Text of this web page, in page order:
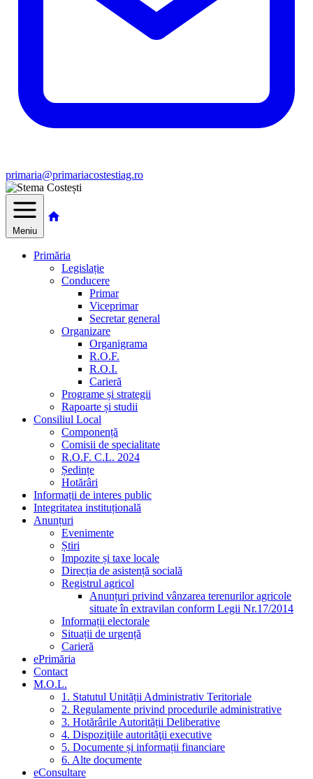
primaria@primariacostestiag.ro
Meniu
Primăria
Legislație
Conducere
Primar
Viceprimar
Secretar general
Organizare
Organigrama
R.O.F.
R.O.I.
Carieră
Programe și strategii
Rapoarte și studii
Consiliul Local
Componență
Comisii de specialitate
R.O.F. C.L. 2024
Ședințe
Hotărâri
Informații de interes public
Integritatea instituțională
Anunțuri
Evenimente
Știri
Impozite și taxe locale
Direcția de asistență socială
Registrul agricol
Anunțuri privind vânzarea terenurilor agricole
situate în extravilan conform Legii Nr.17/2014
Informații electorale
Situații de urgență
Carieră
ePrimăria
Contact
M.O.L.
1. Statutul Unității Administrativ Teritoriale
2. Regulamente privind procedurile administrative
3. Hotărârile Autorității Deliberative
4. Dispoziţiile autorităţii executive
5. Documente și informații financiare
6. Alte documente
eConsultare